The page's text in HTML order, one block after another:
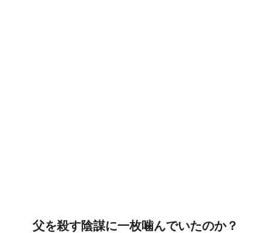
父を殺す陰謀に一枚噛んでいたのか？